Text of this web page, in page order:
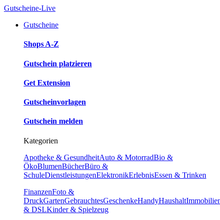
Gutscheine-Live
Gutscheine
Shops A-Z
Gutschein platzieren
Get Extension
Gutscheinvorlagen
Gutschein melden
Kategorien
Apotheke & GesundheitAuto & MotorradBio &
ÖkoBlumenBücherBüro &
SchuleDienstleistungenElektronikErlebnisEssen & Trinken
FinanzenFoto &
DruckGartenGebrauchtesGeschenkeHandyHaushalt
& DSLKinder & Spielzeug